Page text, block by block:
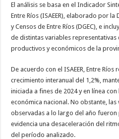
El análisis se basa en el Indicador
Entre Ríos (ISAEER), elaborado por
y Censos de Entre Ríos (DGEC), e
de distintas variables
productivos y económicos de la
De acuerdo con el ISAEER, Entre
crecimiento interanual del 1,2%,
iniciada a fines de 2024 y en línea
económica nacional. No obstante,
observadas a lo largo del año
evidencia una desaceleración del
del período analizado.